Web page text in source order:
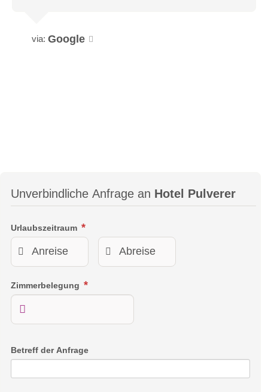
via: Google
Unverbindliche Anfrage an Hotel Pulverer
Urlaubszeitraum
Zimmerbelegung
Betreff der Anfrage